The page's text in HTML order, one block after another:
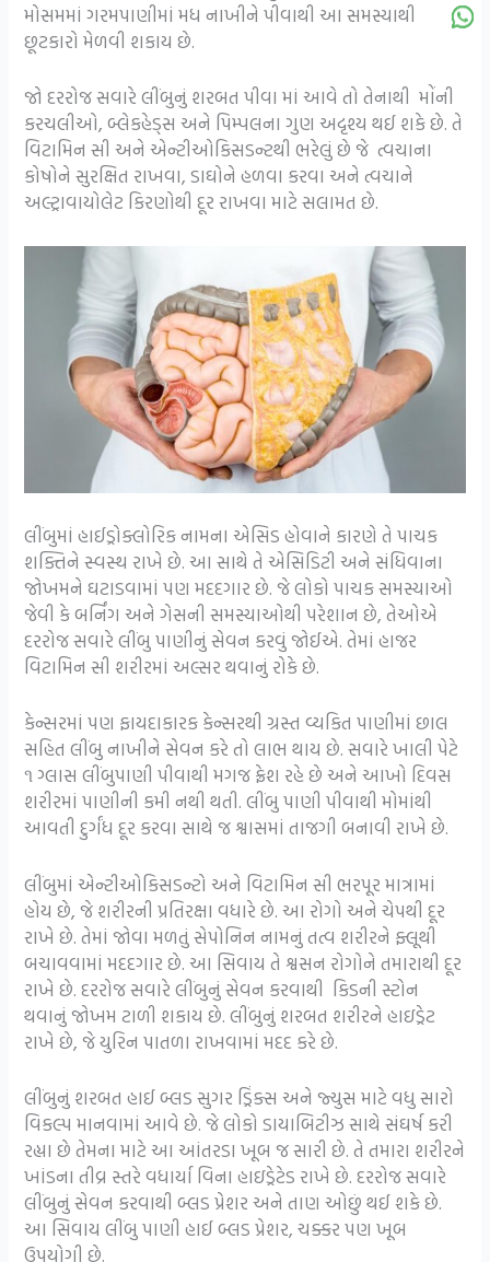
મોસમમાં ગરમપાણીમાં મધ નાખીને પીવાથી આ સમસ્યાથી
છૂટકારો મેળવી શકાય છે.
જો દરરોજ સવારે લીંબુનું શરબત પીવા માં આવે તો તેનાથી મોંની
કરચલીઓ, બ્લેકહેડ્સ અને પિમ્પલના ગુણ અદૃશ્ય થઈ શકે છે. તે
વિટામિન સી અને એન્ટીઓકિસડન્ટથી ભરેલું છે જે ત્વચાના
કોષોને સુરક્ષિત રાખવા, ડાઘોને હળવા કરવા અને ત્વચાને
અલ્ટ્રાવાયોલેટ કિરણોથી દૂર રાખવા માટે સલામત છે.
લીંબુમાં હાઈડ્રોક્લોરિક નામના એસિડ હોવાને કારણે તે પાચક
શક્તિને સ્વસ્થ રાખે છે. આ સાથે તે એસિડિટી અને સંધિવાના
જોખમને ઘટાડવામાં પણ મદદગાર છે. જે લોકો પાચક સમસ્યાઓ
જેવી કે બર્નિંગ અને ગેસની સમસ્યાઓથી પરેશાન છે, તેઓએ
દરરોજ સવારે લીંબુ પાણીનું સેવન કરવું જોઈએ. તેમાં હાજર
વિટામિન સી શરીરમાં અલ્સર થવાનું રોકે છે.
કેન્સરમાં પણ ફાયદાકારક કેન્સરથી ગ્રસ્ત વ્યકિત પાણીમાં છાલ
સહિત લીંબુ નાખીને સેવન કરે તો લાભ થાય છે. સવારે ખાલી પેટે
૧ ગ્લાસ લીંબુપાણી પીવાથી મગજ ફ્રેશ રહે છે અને આખો દિવસ
શરીરમાં પાણીની કમી નથી થતી. લીંબુ પાણી પીવાથી મોમાંથી
આવતી દુર્ગંધ દૂર કરવા સાથે જ શ્વાસમાં તાજગી બનાવી રાખે છે.
લીંબુમાં એન્ટીઓકિસડન્ટો અને વિટામિન સી ભરપૂર માત્રામાં
હોય છે, જે શરીરની પ્રતિરક્ષા વધારે છે. આ રોગો અને ચેપથી દૂર
રાખે છે. તેમાં જોવા મળતું સેપોનિન નામનું તત્વ શરીરને ફ્લૂથી
બચાવવામાં મદદગાર છે. આ સિવાય તે શ્વસન રોગોને તમારાથી દૂર
રાખે છે. દરરોજ સવારે લીંબુનું સેવન કરવાથી કિડની સ્ટોન
થવાનું જોખમ ટાળી શકાય છે. લીંબુનું શરબત શરીરને હાઇડ્રેટ
રાખે છે, જે યુરિન પાતળા રાખવામાં મદદ કરે છે.
લીંબુનું શરબત હાઈ બ્લડ સુગર ડ્રિંક્સ અને જ્યુસ માટે વધુ સારો
વિકલ્પ માનવામાં આવે છે. જે લોકો ડાયાબિટીઝ સાથે સંઘર્ષ કરી
રહ્યા છે તેમના માટે આ આંતરડા ખૂબ જ સારી છે. તે તમારા શરીરને
ખાંડના તીવ્ર સ્તરે વધાર્યા વિના હાઇડ્રેટેડ રાખે છે. દરરોજ સવારે
લીંબુનું સેવન કરવાથી બ્લડ પ્રેશર અને તાણ ઓછું થઈ શકે છે.
આ સિવાય લીંબુ પાણી હાઈ બ્લડ પ્રેશર, ચક્કર પણ ખૂબ
ઉપયોગી છે.